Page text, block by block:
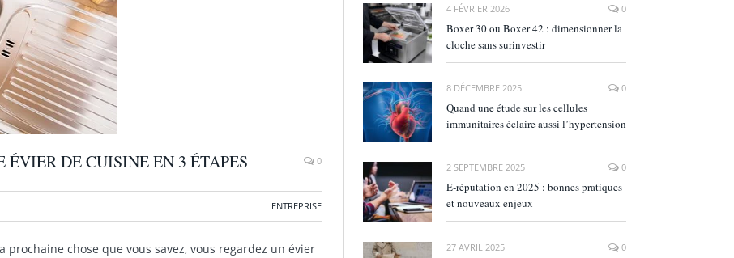
DE CUISINE EN 3 ÉTAPES 0
ENTREPRISE
chose que vous savez, vous regardez un évier
4 FÉVRIER 2026 0
Boxer 30 ou Boxer 42 : dimensionner la
cloche sans surinvestir
8 DÉCEMBRE 2025 0
Quand une étude sur les cellules
immunitaires éclaire aussi l’hypertension
2 SEPTEMBRE 2025 0
E‑réputation en 2025 : bonnes pratiques
et nouveaux enjeux
27 AVRIL 2025 0